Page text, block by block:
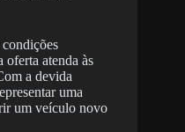
oferta atenda às
a devida
uma
um veículo novo